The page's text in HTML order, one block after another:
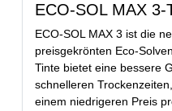
ECO-SOL MAX 3-
ECO-SOL MAX 3 ist die
preisgekrönten Eco-
Tinte bietet eine bessere
schnelleren
einem niedrigeren Preis